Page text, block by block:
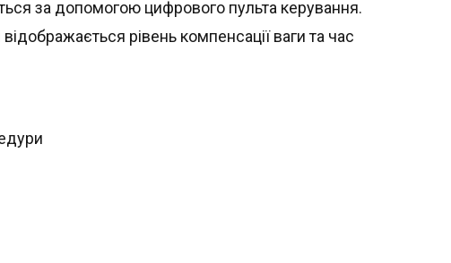
за допомогою цифрового пульта керування.
рівень компенсації ваги та час